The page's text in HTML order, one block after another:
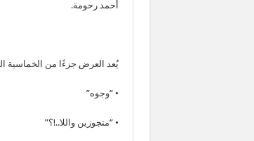
أحمد رحومة.
يُعد العرض جزءًا من الخماسية
• “وجوه”
• “متجوزين واللا..!؟”